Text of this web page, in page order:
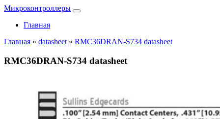
Микроконтроллеры
Главная
Главная » datasheet » RMC36DRAN-S734 datasheet
RMC36DRAN-S734 datasheet